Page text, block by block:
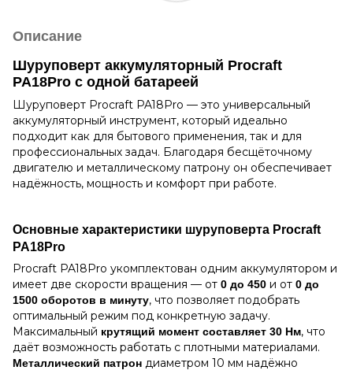
Описание
Шуруповерт аккумуляторный Procraft
PA18Pro с одной батареей
Шуруповерт Procraft PA18Pro — это универсальный
аккумуляторный инструмент, который идеально
подходит как для бытового применения, так и для
профессиональных задач. Благодаря бесщёточному
двигателю и металлическому патрону он обеспечивает
надёжность, мощность и комфорт при работе.
Основные характеристики шуруповерта Procraft
PA18Pro
Procraft PA18Pro укомплектован одним аккумулятором и
имеет две скорости вращения — от 0 до 450 и от 0 до
1500 оборотов в минуту, что позволяет подобрать
оптимальный режим под конкретную задачу.
Максимальный крутящий момент составляет 30 Нм, что
даёт возможность работать с плотными материалами.
Металлический патрон диаметром 10 мм надёжно